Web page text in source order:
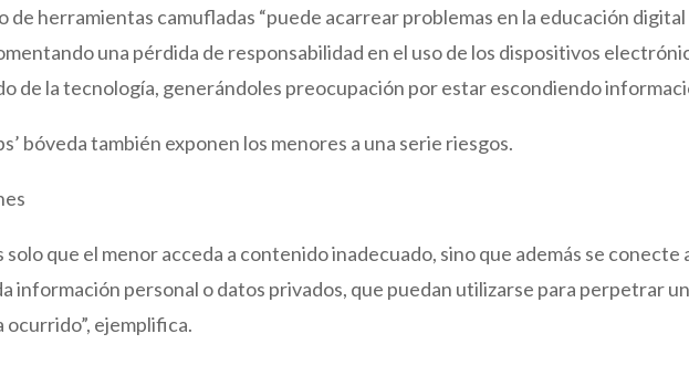
de herramientas camufladas “puede acarrear problemas en la educación
una pérdida de responsabilidad en el uso de los dispositivos
de la tecnología, generándoles preocupación por estar escondiendo
bóveda también exponen los menores a una serie riesgos.
solo que el menor acceda a contenido inadecuado, sino que además se conecte
información personal o datos privados, que puedan utilizarse para perpetrar
ocurrido”, ejemplifica.